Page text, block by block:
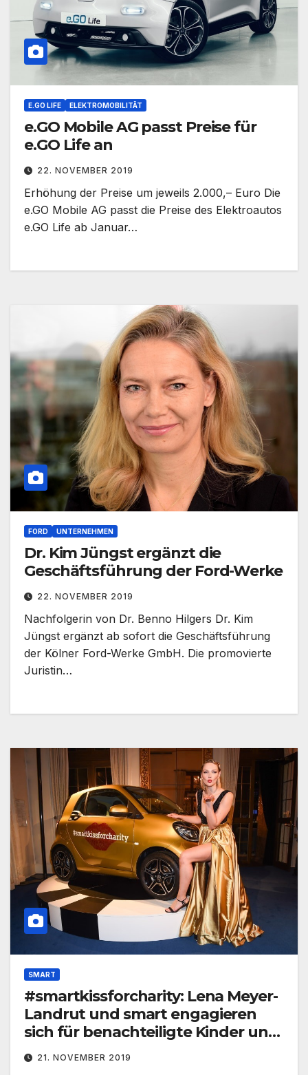
E.GO LIFE ELEKTROMOBILITÄT
e.GO Mobile AG passt Preise für
e.GO Life an
22. NOVEMBER 2019
Erhöhung der Preise um jeweils 2.000,– Euro Die
e.GO Mobile AG passt die Preise des Elektroautos
e.GO Life ab Januar…
FORD UNTERNEHMEN
Dr. Kim Jüngst ergänzt die
Geschäftsführung der Ford-Werke
22. NOVEMBER 2019
Nachfolgerin von Dr. Benno Hilgers Dr. Kim
Jüngst ergänzt ab sofort die Geschäftsführung
der Kölner Ford-Werke GmbH. Die promovierte
Juristin…
SMART
#smartkissforcharity: Lena Meyer-
Landrut und smart engagieren
sich für benachteiligte Kinder und
Jugendliche
21. NOVEMBER 2019